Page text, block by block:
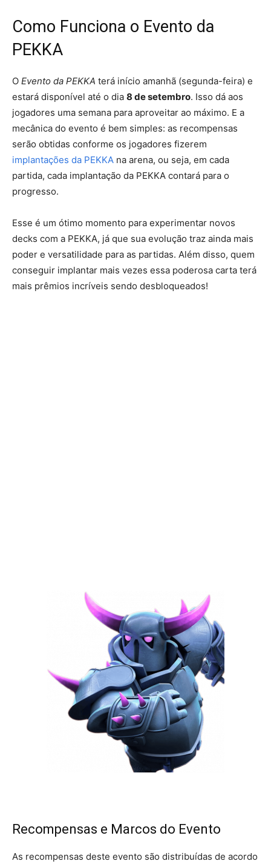
Como Funciona o Evento da
PEKKA
O Evento da PEKKA terá início amanhã (segunda-feira) e
estará disponível até o dia 8 de setembro. Isso dá aos
jogadores uma semana para aproveitar ao máximo. E a
mecânica do evento é bem simples: as recompensas
serão obtidas conforme os jogadores fizerem
implantações da PEKKA na arena, ou seja, em cada
partida, cada implantação da PEKKA contará para o
progresso.
Esse é um ótimo momento para experimentar novos
decks com a PEKKA, já que sua evolução traz ainda mais
poder e versatilidade para as partidas. Além disso, quem
conseguir implantar mais vezes essa poderosa carta terá
mais prêmios incríveis sendo desbloqueados!
Recompensas e Marcos do Evento
As recompensas deste evento são distribuídas de acordo